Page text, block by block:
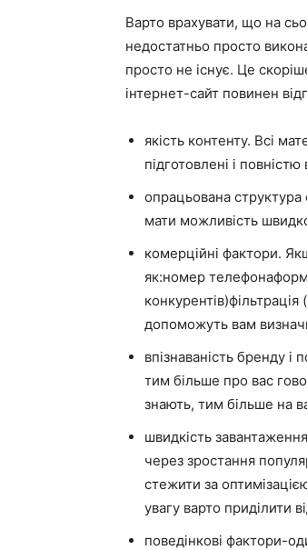
Варто врахувати, що на
недостатньо просто
просто не існує. Це
інтернет-сайт повинен
якість контенту. Всі
підготовлені і
опрацьована структура
мати можливість
комерційні фактори.
як:номер
допоможуть вам
впізнаваність бренду
тим більше про вас
знають, тим більше на
швидкість
через зростання
стежити за
увагу варто приділити
поведінкові фактори-